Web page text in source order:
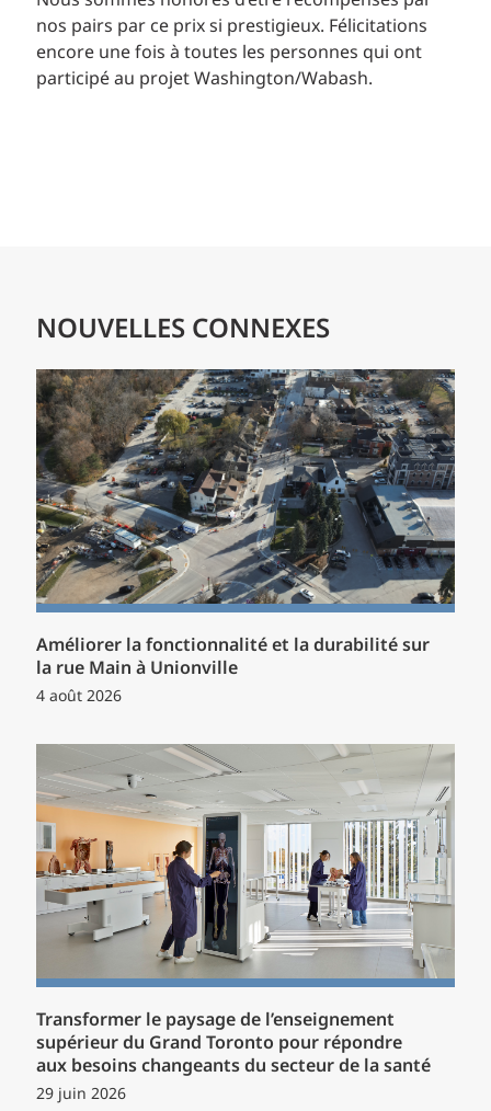
nos pairs par ce prix si prestigieux. Félicitations
encore une fois à toutes les personnes qui ont
participé au projet Washington/Wabash.
NOUVELLES CONNEXES
Améliorer la fonctionnalité et la durabilité sur
la rue Main à Unionville
4 août 2026
Transformer le paysage de l’enseignement
supérieur du Grand Toronto pour répondre
aux besoins changeants du secteur de la santé
29 juin 2026